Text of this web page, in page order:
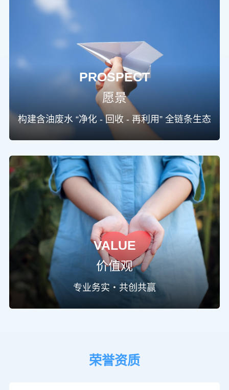
9
8
9
9
PROSPECT
愿景
构建含油废水 “净化 - 回收 - 再利用” 全链条生态
VALUE
价值观
专业务实・共创共赢
荣誉资质